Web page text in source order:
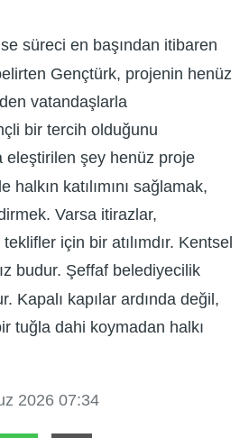
süreci en başından itibaren
Gençtürk, projenin henüz
vatandaşlarla
bir tercih olduğunu
eleştirilen şey henüz proje
halkın katılımını sağlamak,
Varsa itirazlar,
için bir atılımdır. Kentsel
budur. Şeffaf belediyecilik
Kapalı kapılar ardında değil,
tuğla dahi koymadan halkı
2026 07:34